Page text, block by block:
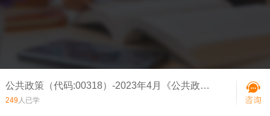
公共政策（代码:00318）-2023年4月《公共政策》真题
249人已学